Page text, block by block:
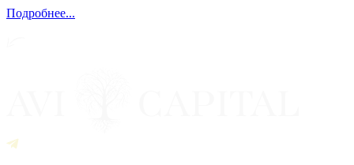
Подробнее...